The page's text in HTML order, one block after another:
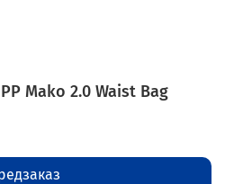
Mako 2.0 Waist Bag